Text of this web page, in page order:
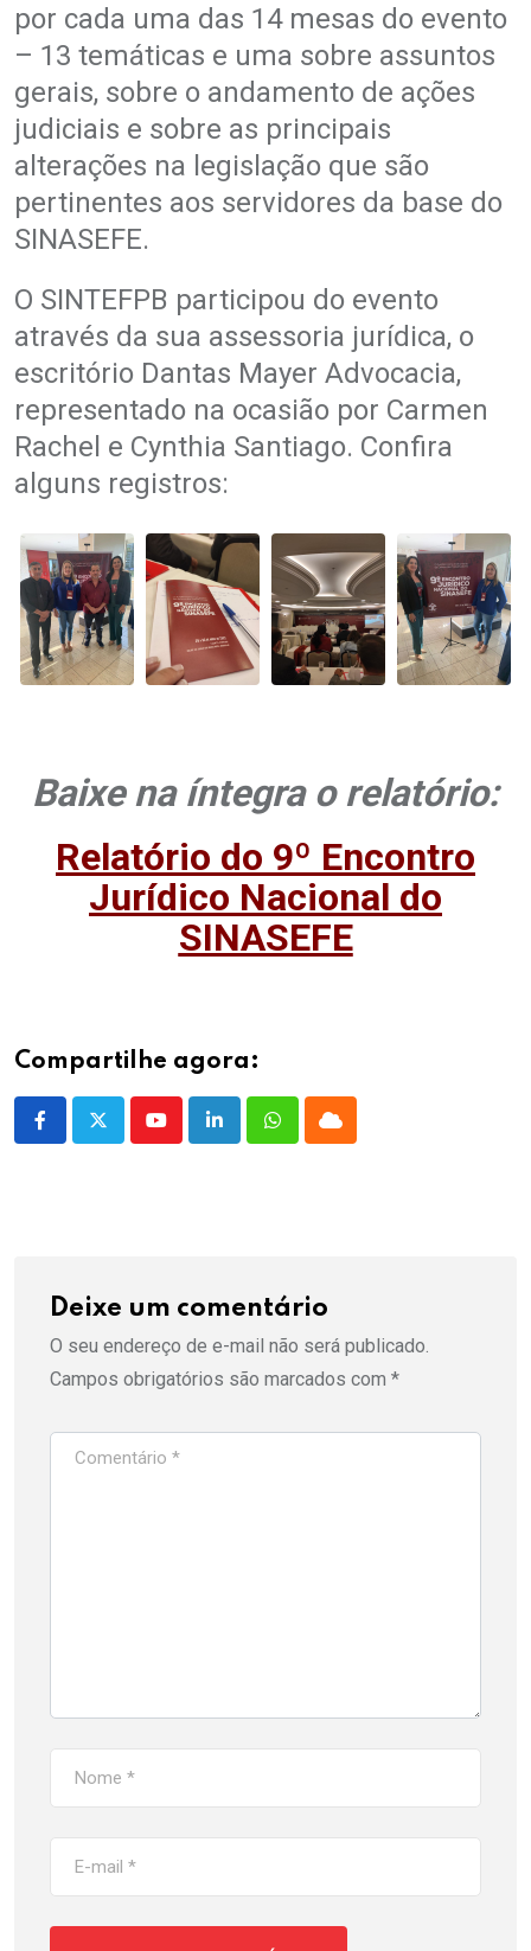
por cada uma das 14 mesas do evento
– 13 temáticas e uma sobre assuntos
gerais, sobre o andamento de ações
judiciais e sobre as principais
alterações na legislação que são
pertinentes aos servidores da base do
SINASEFE.
O SINTEFPB participou do evento
através da sua assessoria jurídica, o
escritório Dantas Mayer Advocacia,
representado na ocasião por Carmen
Rachel e Cynthia Santiago. Confira
alguns registros:
Baixe na íntegra o relatório:
Relatório do 9º Encontro
Jurídico Nacional do
SINASEFE
Compartilhe agora:
YoutubeLinkedInWhatsappCloud
Deixe um comentário
O seu endereço de e-mail não será publicado.
Campos obrigatórios são marcados com *